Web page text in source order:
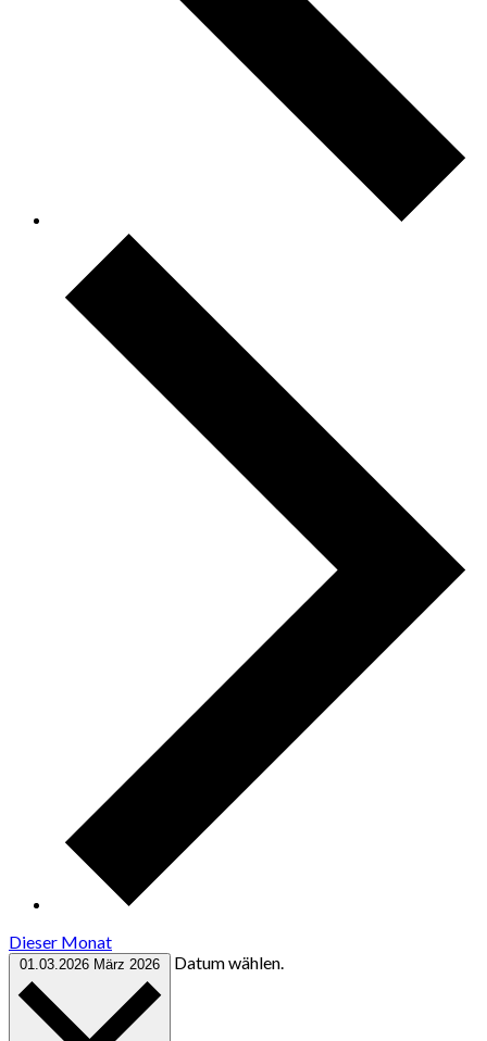
Dieser Monat
01.03.2026 März 2026 Datum wählen.